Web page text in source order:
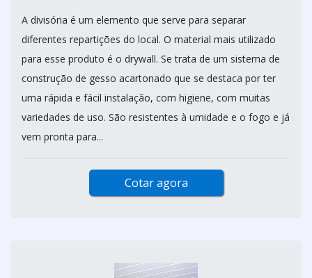
A divisória é um elemento que serve para separar
diferentes repartições do local. O material mais utilizado
para esse produto é o drywall. Se trata de um sistema de
construção de gesso acartonado que se destaca por ter
uma rápida e fácil instalação, com higiene, com muitas
variedades de uso. São resistentes à umidade e o fogo e já
vem pronta para...
Cotar agora